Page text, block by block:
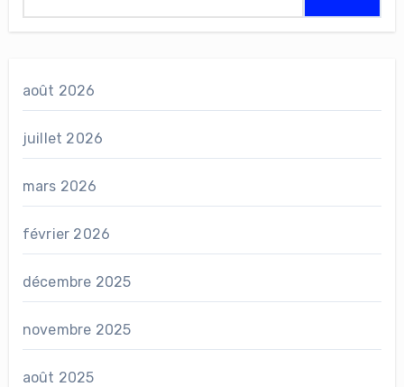
août 2026
juillet 2026
mars 2026
février 2026
décembre 2025
novembre 2025
août 2025